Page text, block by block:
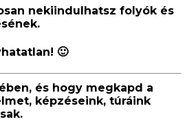
nekiindulhatsz folyók és
! 🙂
és hogy megkapd a
képzéseink, túráink